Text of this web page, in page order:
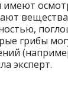
имеют
грибы
эксперт.